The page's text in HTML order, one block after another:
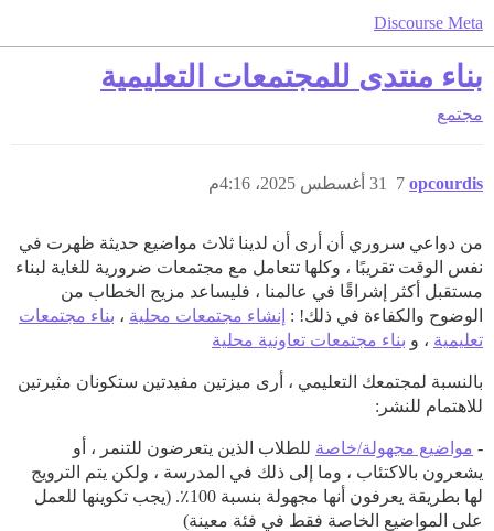
Discourse Meta
بناء منتدى للمجتمعات التعليمية
مجتمع
opcourdis 31 أغسطس 2025، 4:16م 7
من دواعي سروري أن أرى أن لدينا ثلاث مواضيع حديثة ظهرت في
نفس الوقت تقريبًا ، وكلها تتعامل مع مجتمعات ضرورية للغاية لبناء
مستقبل أكثر إشراقًا في عالمنا ، فليساعد مزيج الخطاب من
الوضوح والكفاءة في ذلك! : إنشاء مجتمعات محلية ، بناء مجتمعات
تعليمية ، و بناء مجتمعات تعاونية محلية
بالنسبة لمجتمعك التعليمي ، أرى ميزتين مفيدتين ستكونان مثيرتين
للاهتمام للنشر:
- مواضيع مجهولة/خاصة للطلاب الذين يتعرضون للتنمر ، أو
يشعرون بالاكتئاب ، وما إلى ذلك في المدرسة ، ولكن يتم الترويج
لها بطريقة يعرفون أنها مجهولة بنسبة 100٪. (يجب تكوينها للعمل
على المواضيع الخاصة فقط في فئة معينة)